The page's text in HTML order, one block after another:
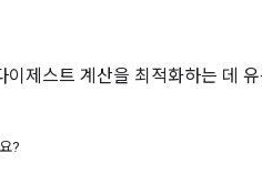
이제스트 계산을 최적화하는 데
?